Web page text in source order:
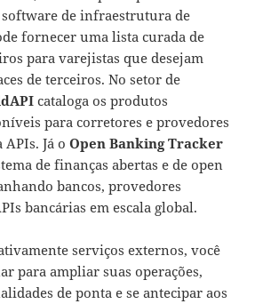
de infraestrutura de
fornecer uma lista curada de
para varejistas que desejam
de terceiros. No setor de
cataloga os produtos
para corretores e provedores
Já o Open Banking Tracker
de finanças abertas e de open
bancos, provedores
bancárias em escala global.
serviços externos, você
para ampliar suas operações,
de ponta e se antecipar aos